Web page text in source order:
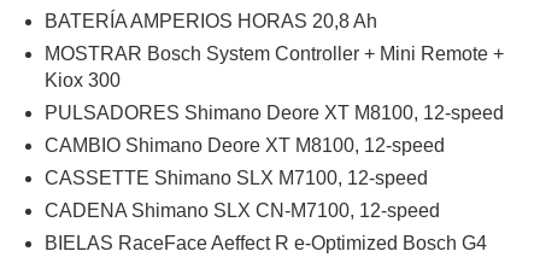
BATERÍA AMPERIOS HORAS 20,8 Ah
MOSTRAR Bosch System Controller + Mini Remote +
Kiox 300
PULSADORES Shimano Deore XT M8100, 12-speed
CAMBIO Shimano Deore XT M8100, 12-speed
CASSETTE Shimano SLX M7100, 12-speed
CADENA Shimano SLX CN-M7100, 12-speed
BIELAS RaceFace Aeffect R e-Optimized Bosch G4